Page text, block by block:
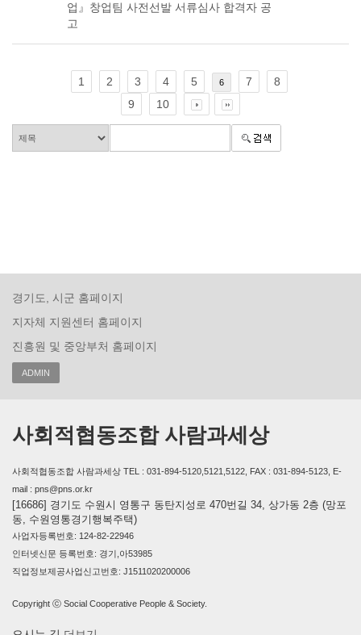
업』창업팀 사전선발 서류심사 합격자 공
고
1 2 3 4 5 6 7
8
9
10
경기도, 시군 홈페이지
지자체 지원센터 홈페이지
진흥원 및 중앙부처 홈페이지
ADMIN
사회적협동조합 사람과세상
사회적협동조합 사람과세상 TEL : 031-894-5120,5121,5122, FAX : 031-894-5123, E-
mail : pns@pns.or.kr
[16686] 경기도 수원시 영통구 동탄지성로 470번길 34, 상가동 2층 (망포
동, 수원영통경기행복주택)
사업자등록번호: 124-82-22946
인터넷신문 등록번호: 경기,아53985
직업정보제공사업신고번호: J1511020200006
Copyright ⓒ Social Cooperative People & Society.